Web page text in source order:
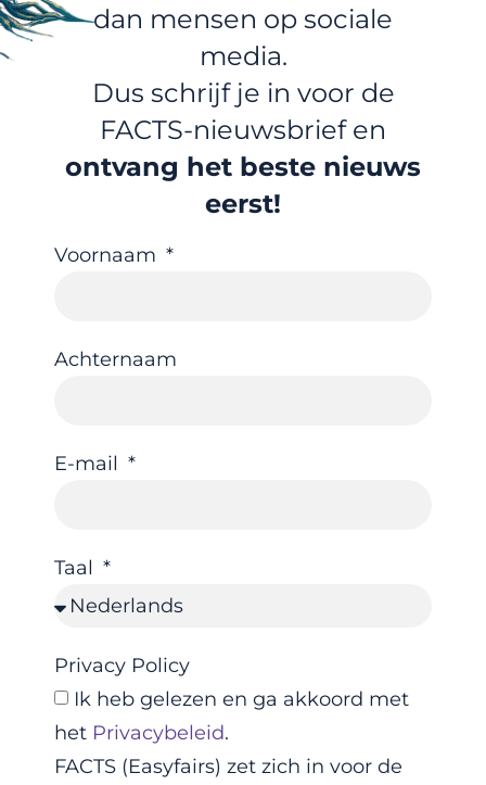
dan mensen op sociale
media.
Dus schrijf je in voor de
FACTS-nieuwsbrief en
ontvang het beste nieuws
eerst!
Voornaam
Achternaam
E-mail
Taal
Privacy Policy
Ik heb gelezen en ga akkoord met
het Privacybeleid.
FACTS (Easyfairs) zet zich in voor de